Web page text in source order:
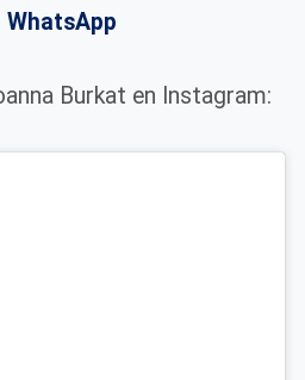
WhatsApp
Burkat en Instagram: